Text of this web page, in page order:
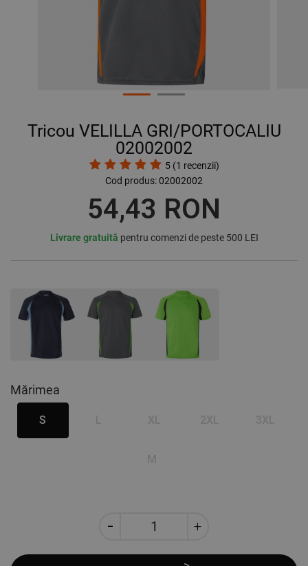
Tricou VELILLA GRI/PORTOCALIU
02002002
5 (1 recenzii)
Cod produs:02002002
54,43 RON
Livrare gratuită pentru comenzi de peste 500 LEI
Mărimea
S